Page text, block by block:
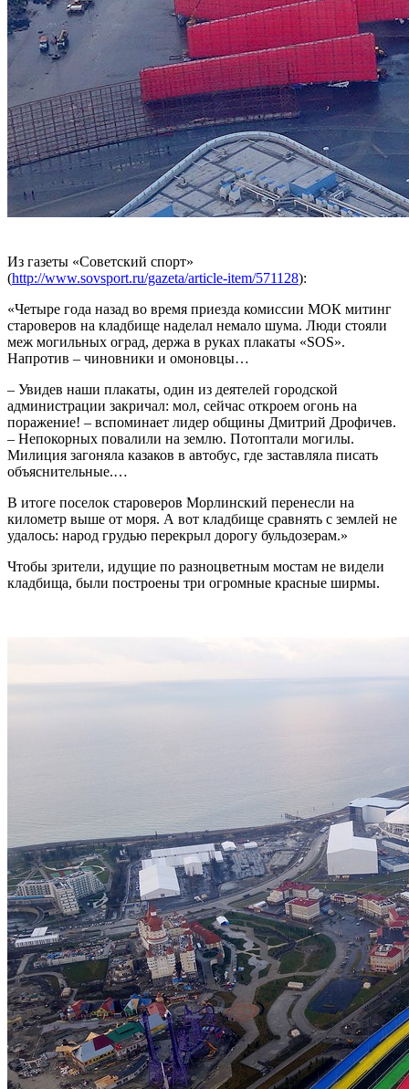
Из газеты «Советский спорт»
(http://www.sovsport.ru/gazeta/article-item/571128):
«Четыре года назад во время приезда комиссии МОК митинг
староверов на кладбище наделал немало шума. Люди стояли
меж могильных оград, держа в руках плакаты «SОS».
Напротив – чиновники и омоновцы…
– Увидев наши плакаты, один из деятелей городской
администрации закричал: мол, сейчас откроем огонь на
поражение! – вспоминает лидер общины Дмитрий Дрофичев.
– Непокорных повалили на землю. Потоптали могилы.
Милиция загоняла казаков в автобус, где заставляла писать
объяснительные.…
В итоге поселок староверов Морлинский перенесли на
километр выше от моря. А вот кладбище сравнять с землей не
удалось: народ грудью перекрыл дорогу бульдозерам.»
Чтобы зрители, идущие по разноцветным мостам не видели
кладбища, были построены три огромные красные ширмы.